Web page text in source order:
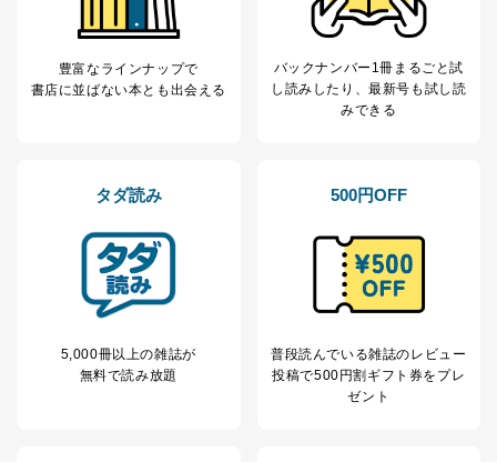
豊富なラインナップで
書店に並ばない本とも出会える
バックナンバー1冊まるごと試
し読み したり、最新号も試し読
みできる
タダ読み
5,000冊以上の雑誌が
無料で読み放題
500円OFF
普段読んでいる雑誌のレビュー
投稿で500円割ギフト券をプレ
ゼント